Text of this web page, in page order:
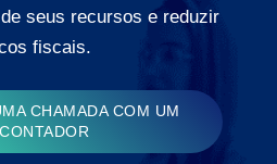
seus recursos e reduzir
fiscais.
CHAMADA COM UM
CONTADOR